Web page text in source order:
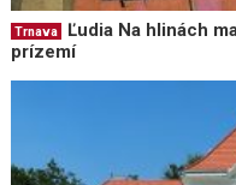
Trnava
Ľudia Na hlinách
prízemí